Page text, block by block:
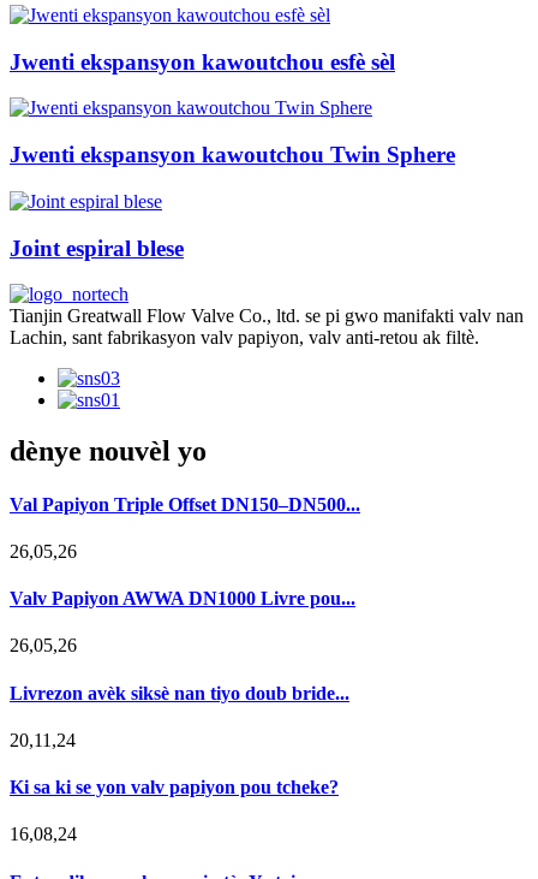
Jwenti ekspansyon kawoutchou esfè sèl
Jwenti ekspansyon kawoutchou Twin Sphere
Joint espiral blese
Tianjin Greatwall Flow Valve Co., ltd. se pi gwo manifakti valv nan
Lachin, sant fabrikasyon valv papiyon, valv anti-retou ak filtè.
dènye nouvèl yo
Val Papiyon Triple Offset DN150–DN500...
26,05,26
Valv Papiyon AWWA DN1000 Livre pou...
26,05,26
Livrezon avèk siksè nan tiyo doub bride...
20,11,24
Ki sa ki se yon valv papiyon pou tcheke?
16,08,24